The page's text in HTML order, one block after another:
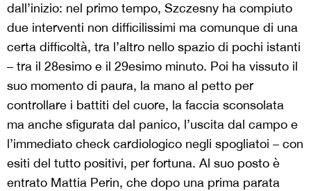
dall’inizio: nel primo tempo, Szczesny ha compiuto
due interventi non difficilissimi ma comunque di una
certa difficoltà, tra l’altro nello spazio di pochi istanti
– tra il 28esimo e il 29esimo minuto. Poi ha vissuto il
suo momento di paura, la mano al petto per
controllare i battiti del cuore, la faccia sconsolata
ma anche sfigurata dal panico, l’uscita dal campo e
l’immediato check cardiologico negli spogliatoi – con
esiti del tutto positivi, per fortuna. Al suo posto è
entrato Mattia Perin, che dopo una prima parata